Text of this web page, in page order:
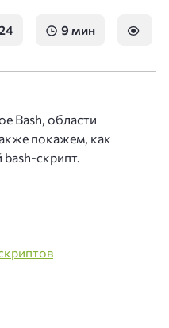
9 мин
Bash, области
покажем, как
bash-скрипт.